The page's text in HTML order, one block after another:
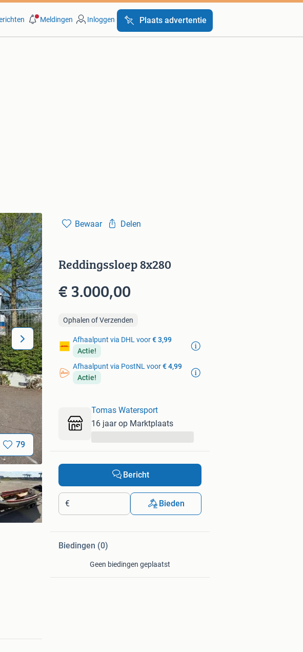
Meldingen Inloggen Plaats advertentie
79
Bewaar Delen
Reddingssloep 8x280
€ 3.000,00
Ophalen of Verzenden
Afhaalpunt via DHL voor€ 3,99
Actie!
Afhaalpunt via PostNL voor€ 4,99
Actie!
Tomas Watersport
16 jaar op Marktplaats
Bericht
€ Bieden
Biedingen (0)
Geen biedingen geplaatst